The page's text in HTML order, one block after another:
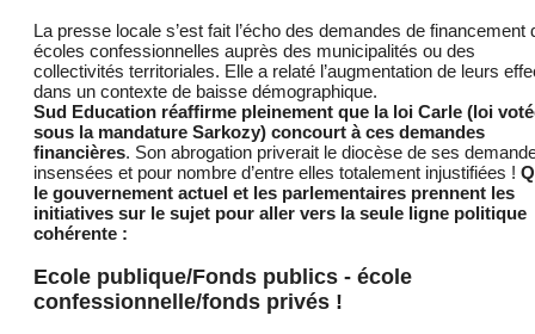
La presse locale s’est fait l’écho des demandes de financement
écoles confessionnelles auprès des municipalités ou des
collectivités territoriales. Elle a relaté l’augmentation de leurs
dans un contexte de baisse démographique.
Sud Education réaffirme pleinement que la loi Carle (loi
sous la mandature Sarkozy) concourt à ces demandes
financières. Son abrogation priverait le diocèse de ses
insensées et pour nombre d’entre elles totalement injustifiées !
le gouvernement actuel et les parlementaires prennent les
initiatives sur le sujet pour aller vers la seule ligne politique
cohérente :
Ecole publique/Fonds publics - école
confessionnelle/fonds privés !